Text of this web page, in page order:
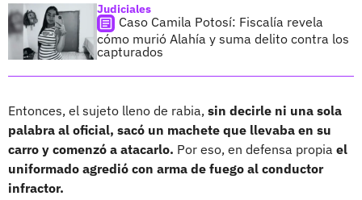
Judiciales
Caso Camila Potosí: Fiscalía revela
cómo murió Alahía y suma delito contra los
capturados
Entonces, el sujeto lleno de rabia, sin decirle ni una sola
palabra al oficial, sacó un machete que llevaba en su
carro y comenzó a atacarlo. Por eso, en defensa propia el
uniformado agredió con arma de fuego al conductor
infractor.